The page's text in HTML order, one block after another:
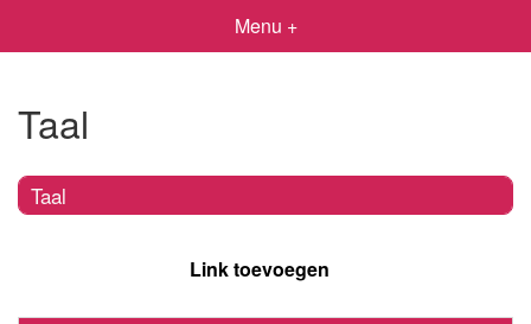
Menu +
Taal
Taal
Link toevoegen